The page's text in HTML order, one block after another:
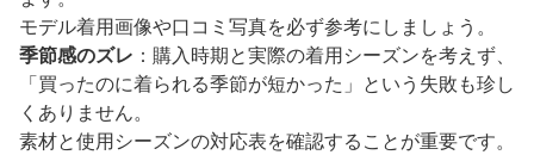
モデル着用画像や口コミ写真を必ず参考にしましょう。
季節感のズレ ：購入時期と実際の着用シーズンを考えず、
「買ったのに着られる季節が短かった」という失敗も珍し
くありません。
素材と使用シーズンの対応表を確認することが重要です。